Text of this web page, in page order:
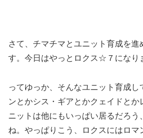
さて、チマチマとユニット育成を進
す。今日はやっとロクス☆７になり
ってゆっか、そんなユニット育成し
ンとかシス・ギアとかクェイドとか
ニットは他にもいっぱい居るだろう
ね。やっぱりこう、ロクスにはロマ